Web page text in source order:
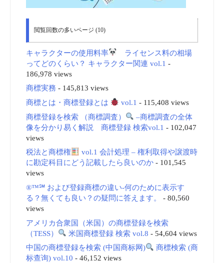
閲覧回数の多いページ (10)
キャラクターの使用料率
ライセンス料の相場
ってどのくらい？ キャラクター関連 vol.1 -
186,978 views
商標実務 - 145,813 views
商標とは・商標登録とは
vol.1 - 115,408 views
商標登録を検索 （商標調査）
–商標調査の全体
像を分かり易く解説 商標登録 検索vol.1 - 102,047
views
税法と商標権
vol.1 会計処理 – 権利取得や譲渡時
に勘定科目にどう記載したら良いのか- 101,545
views
®™℠ および登録商標の違い-何のために表示す
る？無くても良い？の疑問に答えます。
- 80,560
views
アメリカ合衆国（米国）の商標登録を検索
（TESS）
米国商標登録 検索 vol.8 - 54,604 views
中国の商標登録を検索 (中国商标网)
商標検索 (商
标查询) vol.10 - 46,152 views